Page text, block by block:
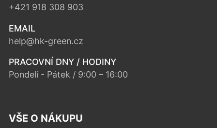
+421 918 308 903
EMAIL
help@hk-green.cz
PRACOVNÍ DNY / HODINY
Pondelí - Pátek / 9:00 – 16:00
VŠE O NÁKUPU